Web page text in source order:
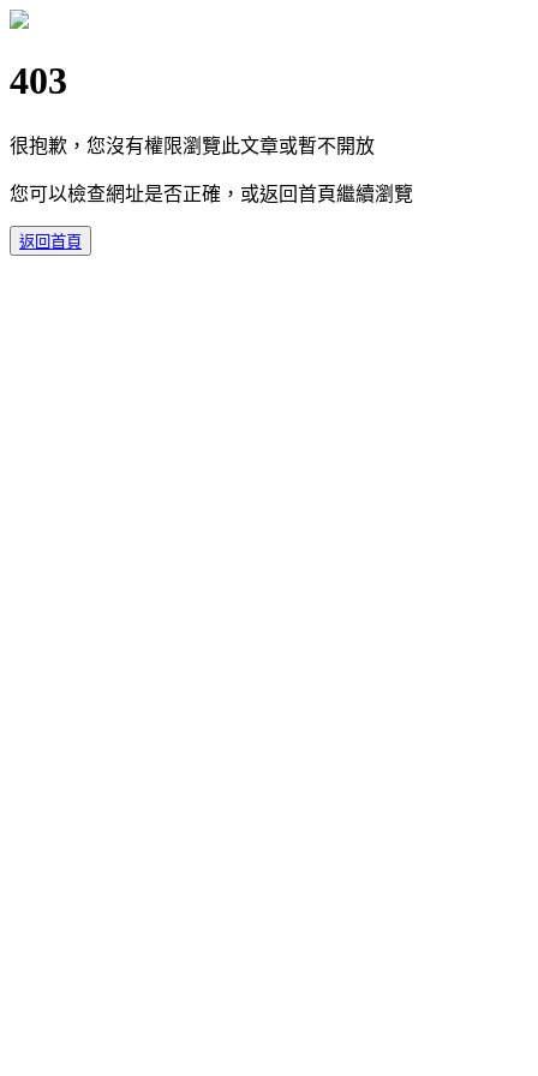
403
很抱歉，您沒有權限瀏覽此文章或暫不開放
您可以檢查網址是否正確，或返回首頁繼續瀏覽
返回首頁